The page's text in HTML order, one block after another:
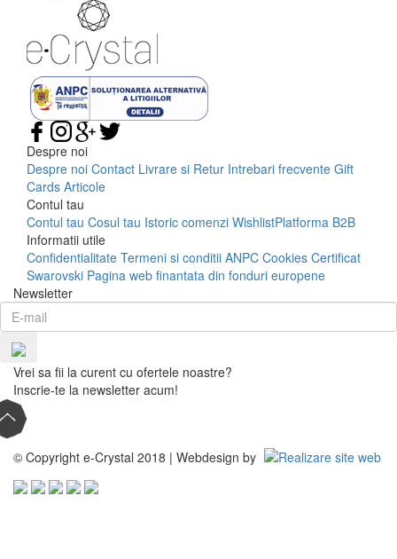
Despre noi
Despre noi Contact Livrare si Retur Intrebari frecvente Gift
Cards Articole
Contul tau
Contul tau Cosul tau Istoric comenzi WishlistPlatforma B2B
Informatii utile
Confidentialitate Termeni si conditii ANPC Cookies Certificat
Swarovski Pagina web finantata din fonduri europene
Newsletter
Vrei sa fii la curent cu ofertele noastre?
Inscrie-te la newsletter acum!
© Copyright e-Crystal 2018 | Webdesign by